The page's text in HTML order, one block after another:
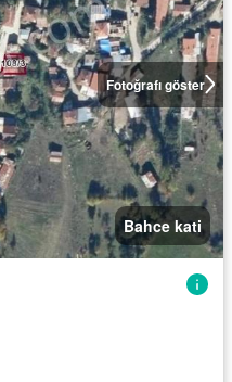
Fotoğrafı göster
Bahce kati